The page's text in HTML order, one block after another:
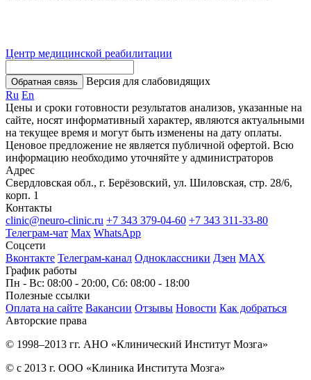
Центр медицинской реабилитации
Обратная связь
Версия для слабовидящих
Ru En
Цены и сроки готовности результатов анализов, указанные на
сайте, носят информативный характер, являются актуальными
на текущее время и могут быть изменены на дату оплаты.
Ценовое предложение не является публичной офертой. Всю
информацию необходимо уточняйте у администраторов
Адрес
Свердловская обл., г. Берёзовский, ул. Шиловская, стр. 28/6,
корп. 1
Контакты
clinic@neuro-clinic.ru +7 343 379-04-60 +7 343 311-33-80
Телеграм-чат Max WhatsApp
Соцсети
Вконтакте Телеграм-канал Одноклассники Дзен МАХ
График работы
Пн - Вс: 08:00 - 20:00, Сб: 08:00 - 18:00
Полезные ссылки
Оплата на сайте Вакансии Отзывы Новости Как добраться
Авторские права
© 1998–2013 гг. АНО «Клинический Институт Мозга»
© с 2013 г. ООО «Клиника Института Мозга»